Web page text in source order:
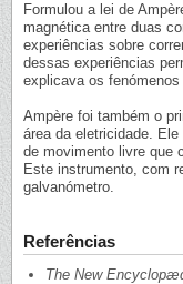
Formulou a lei de
magnética entre duas
experiências sobre
dessas experiências
explicava os
Ampère foi também o
área da eletricidade.
de movimento livre que
Este instrumento, com
galvanómetro.
Referências
The New